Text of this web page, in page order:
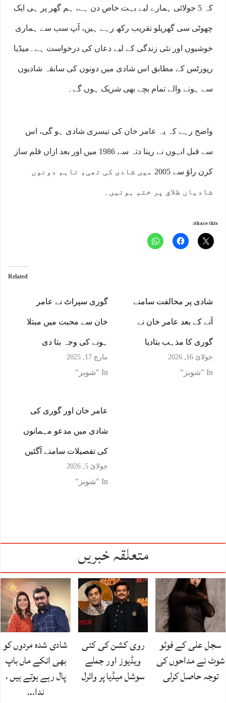
کہ 5 جولائی ہمارے لیے بہت خاص دن ہے، ہم گھر پر ہی ایک
چھوٹی سی گھریلو تقریب رکھ رہے ہیں، آپ سب سے ہماری
خوشیوں اور نئی زندگی کے لیے دعاں کی درخواست ہے۔میڈیا
رپورٹس کے مطابق اس شادی میں دونوں کی سابقہ شادیوں
سے ہونے والے تمام بچے بھی شریک ہوں گے۔
واضح رہے کہ یہ عامر خان کی تیسری شادی ہو گی، اس
سے قبل انہوں نے رینا دتہ سے 1986 میں اور بعد ازاں فلم ساز
کرن راﺅ سے 2005 میں شادی کی تھی، تاہم دونوں
شادیاں طلاق پر ختم ہوئیں۔
Share this:
Related
گوری سپراٹ نے عامر
خان سے محبت میں مبتلا
ہونے کی وجہ بتا دی
مارچ 17, 2025
In "شوبز"
شادی پر مخالفت سامنے
آنے کے بعد عامر خان نے
گوری کا مذہب بتادیا
جولائ 16, 2026
In "شوبز"
عامر خان اور گوری کی
شادی میں مدعو مہمانوں
کی تفصیلات سامنے آگئیں
جولائ 5, 2026
In "شوبز"
متعلقہ خبریں
سجل علی کے فوٹو
شوٹ نے مداحوں کی
توجہ حاصل کرلی
روی کشن کی کئی
ویڈیوز اور جملے
سوشل میڈیا پر وائرل
شادی شدہ مردوں کو
بھی انکے ماں باپ
پال رہے ہوتے ہیں ،
ندا…